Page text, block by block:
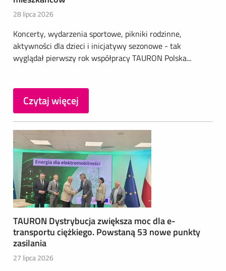
28 lipca 2026
Koncerty, wydarzenia sportowe, pikniki rodzinne,
aktywności dla dzieci i inicjatywy sezonowe - tak
wyglądał pierwszy rok współpracy TAURON Polska...
Czytaj więcej
TAURON Dystrybucja zwiększa moc dla e-
transportu ciężkiego. Powstaną 53 nowe punkty
zasilania
27 lipca 2026